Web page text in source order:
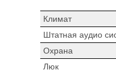
Климат
Штатная аудио
Охрана
Люк